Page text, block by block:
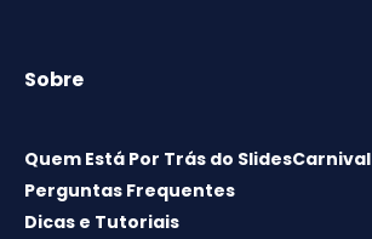
Sobre
Quem Está Por Trás do SlidesCarnival
Perguntas Frequentes
Dicas e Tutoriais